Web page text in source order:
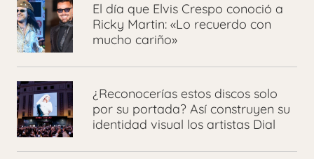
El día que Elvis Crespo conoció a
Ricky Martin: «Lo recuerdo con
mucho cariño»
¿Reconocerías estos discos solo
por su portada? Así construyen su
identidad visual los artistas Dial